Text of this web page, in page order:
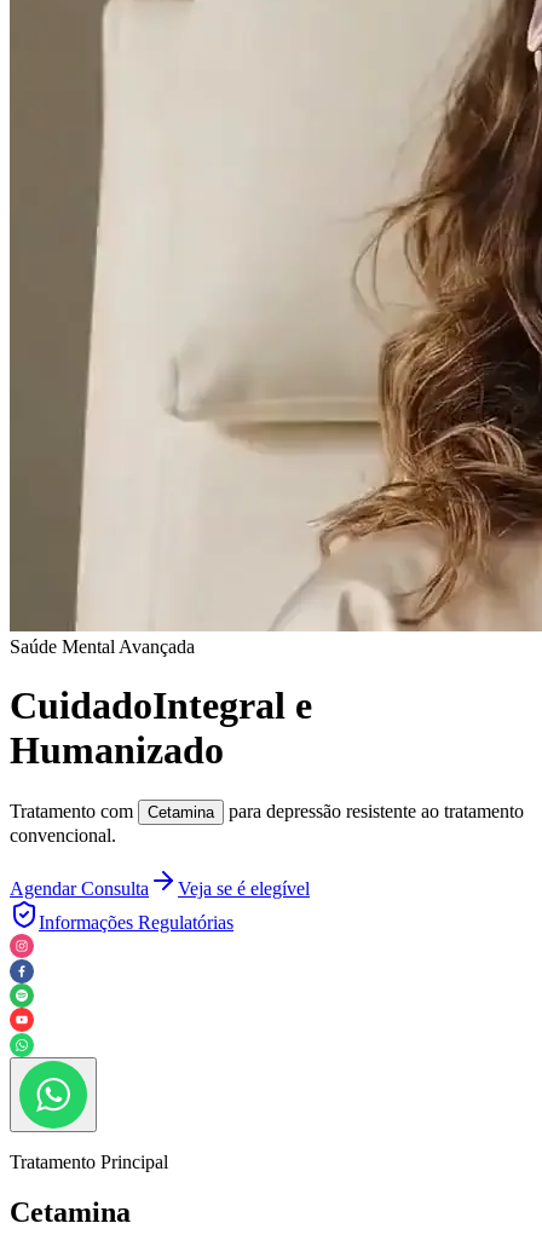
Saúde Mental Avançada
CuidadoIntegral e
Humanizado
Tratamento com Cetamina
para depressão resistente ao tratamento
convencional.
Agendar Consulta
Veja se é elegível
Informações Regulatórias
Tratamento Principal
Cetamina